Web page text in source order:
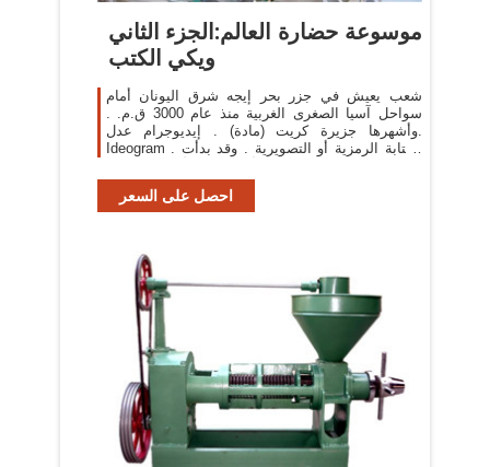
موسوعة حضارة العالم:الجزء الثاني
ويكي الكتب
شعب يعيش في جزر بحر إيجه شرق اليونان أمام
سواحل آسيا الصغرى الغربية منذ عام 3000 ق.م. .
وأشهرها جزيرة كريت (مادة) . إيديوجرام عدل.
Ideogram . الكتابة الرمزية أو التصويرية . وقد بدأت
احصل على السعر